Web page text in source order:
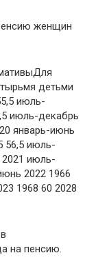
женщин
детьми
июль-
июль-декабрь
январь-июнь
56,5 июль-
июль-
2022 1966
1968 60 2028
на пенсию.